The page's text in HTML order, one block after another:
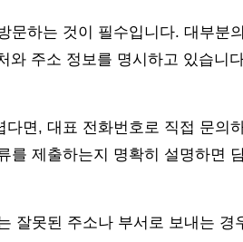
하는 것이 필수입니다. 대부분
와 주소 정보를 명시하고 있습니
면, 대표 전화번호로 직접 문의
를 제출하는지 명확히 설명하면
잘못된 주소나 부서로 보내는 경